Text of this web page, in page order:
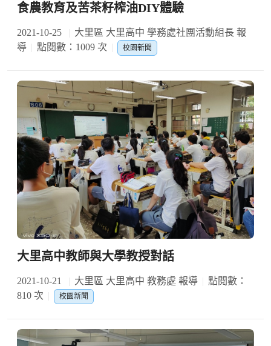
食農教育及苦茶籽榨油DIY體驗
2021-10-25
大里區 大里高中 學務處社團活動組長 報
導
點閱數：1009 次 校園新聞
大里高中教師與大學教授對話
2021-10-21 大里區 大里高中 教務處 報導
點閱數：
810 次
校園新聞